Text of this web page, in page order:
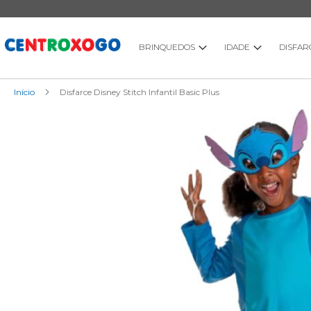
para
Conteúdo
BRINQUEDOS IDADE
Início Disfarce Disney Stitch Infantil Basic Plus